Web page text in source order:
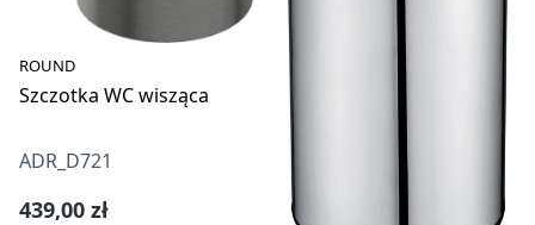
ROUND
Szczotka WC wisząca
ADR_D721
Cena regularna:
439,00 zł